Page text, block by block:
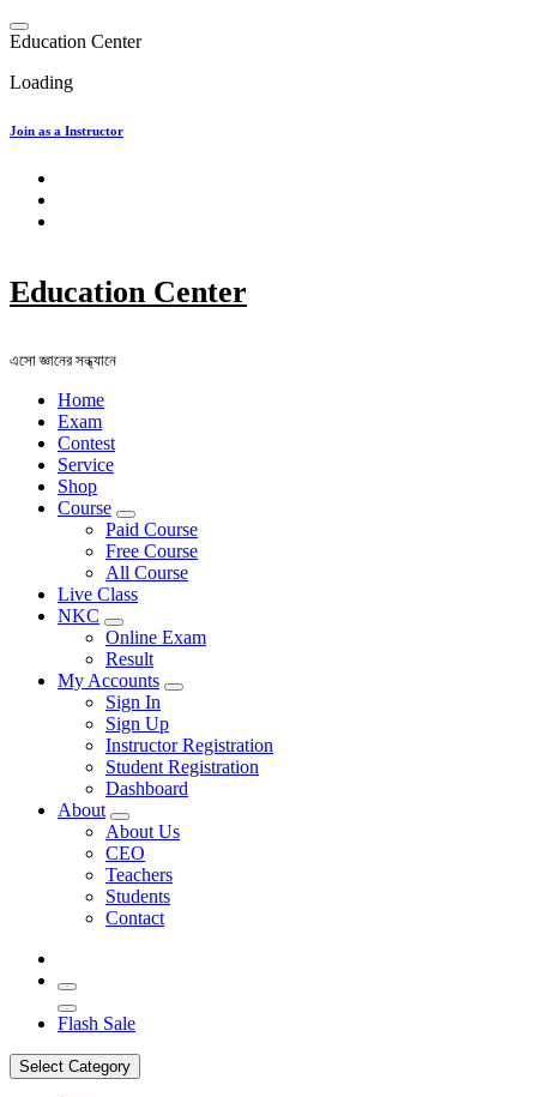
Skip
to
Education Center
Loading
Join as a Instructor
Education Center
এসো জ্ঞানের সন্ধ্যানে
Home
Exam
Contest
Service
Shop
Course
Paid Course
Free Course
All Course
Live Class
NKC
Online Exam
Result
My Accounts
Sign In
Sign Up
Instructor Registration
Student Registration
Dashboard
About
About Us
CEO
Teachers
Students
Contact
Flash Sale
Select Category